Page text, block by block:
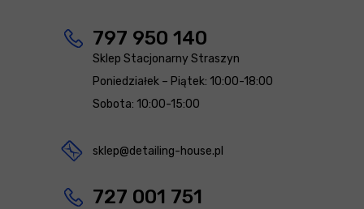
797 950 140
Sklep Stacjonarny Straszyn
Poniedziałek – Piątek: 10:00-18:00
Sobota: 10:00-15:00
sklep@detailing-house.pl
727 001 751